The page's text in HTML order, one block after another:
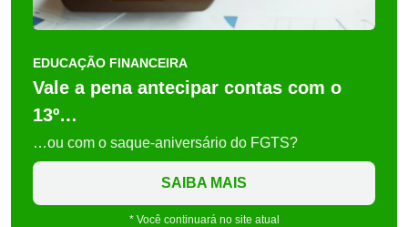
EDUCAÇÃO FINANCEIRA
Vale a pena antecipar contas com o
13º…
…ou com o saque-aniversário do FGTS?
SAIBA MAIS
* Você continuará no site atual